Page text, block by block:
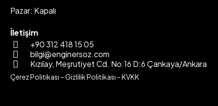
Pazar: Kapalı
İletişim
+90 312 418 15 05
bilgi@enginersoz.com
Kızılay, Meşrutiyet Cd. No:16 D:6 Çankaya/Ankara
Çerez Politikası –Gizlilik Politikası –KVKK